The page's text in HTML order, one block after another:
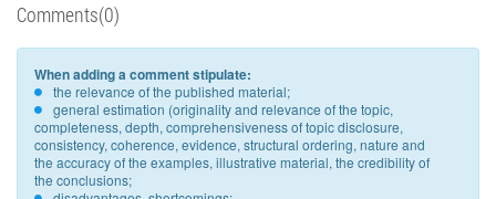
Comments(0)
When adding a comment stipulate:
the relevance of the published material;
general estimation (originality and relevance of the topic,
completeness, depth, comprehensiveness of topic disclosure,
consistency, coherence, evidence, structural ordering, nature and
the accuracy of the examples, illustrative material, the credibility of
the conclusions;